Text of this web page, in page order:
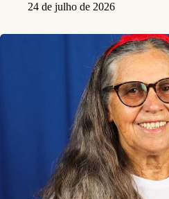
24 de julho de 2026